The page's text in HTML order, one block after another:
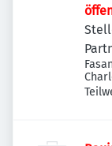
(w/